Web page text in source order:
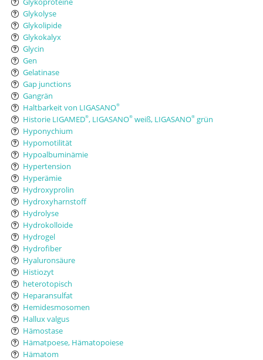
Glykolyse
Glykolipide
Glykokalyx
Glycin
Gen
Gelatinase
Gap junctions
Gangrän
Haltbarkeit von LIGASANO®
Historie LIGAMED®, LIGASANO®weiß, LIGASANO®grün
Hyponychium
Hypomotilität
Hypoalbuminämie
Hypertension
Hyperämie
Hydroxyprolin
Hydroxyharnstoff
Hydrolyse
Hydrokolloide
Hydrogel
Hydrofiber
Hyaluronsäure
Histiozyt
heterotopisch
Heparansulfat
Hemidesmosomen
Hallux valgus
Hämostase
Hämatpoese, Hämatopoiese
Hämatom